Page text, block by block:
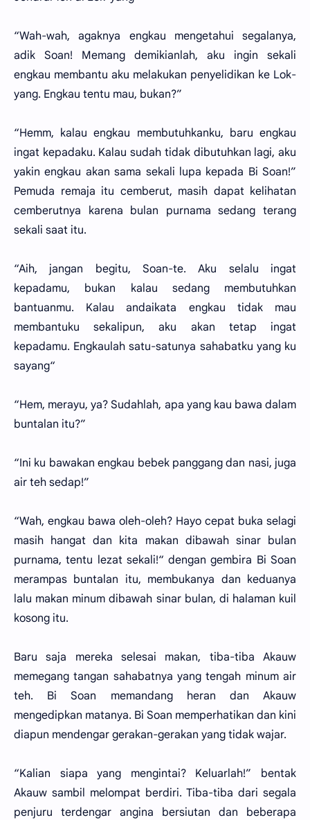
“Wah-wah, agaknya engkau mengetahui segalanya,
adik Soan! Memang demikianlah, aku ingin sekali
engkau membantu aku melakukan penyelidikan ke Lok-
yang. Engkau tentu mau, bukan?”
“Hemm, kalau engkau membutuhkanku, baru engkau
ingat kepadaku. Kalau sudah tidak dibutuhkan lagi, aku
yakin engkau akan sama sekali lupa kepada Bi Soan!”
Pemuda remaja itu cemberut, masih dapat kelihatan
cemberutnya karena bulan purnama sedang terang
sekali saat itu.
“Aih, jangan begitu, Soan-te. Aku selalu ingat
kepadamu, bukan kalau sedang membutuhkan
bantuanmu. Kalau andaikata engkau tidak mau
membantuku sekalipun, aku akan tetap ingat
kepadamu. Engkaulah satu-satunya sahabatku yang ku
sayang“
“Hem, merayu, ya? Sudahlah, apa yang kau bawa dalam
buntalan itu?”
“Ini ku bawakan engkau bebek panggang dan nasi, juga
air teh sedap!”
“Wah, engkau bawa oleh-oleh? Hayo cepat buka selagi
masih hangat dan kita makan dibawah sinar bulan
purnama, tentu lezat sekali!“ dengan gembira Bi Soan
merampas buntalan itu, membukanya dan keduanya
lalu makan minum dibawah sinar bulan, di halaman kuil
kosong itu.
Baru saja mereka selesai makan, tiba-tiba Akauw
memegang tangan sahabatnya yang tengah minum air
teh. Bi Soan memandang heran dan Akauw
mengedipkan matanya. Bi Soan memperhatikan dan kini
diapun mendengar gerakan-gerakan yang tidak wajar.
“Kalian siapa yang mengintai? Keluarlah!” bentak
Akauw sambil melompat berdiri. Tiba-tiba dari segala
penjuru terdengar angina bersiutan dan beberapa